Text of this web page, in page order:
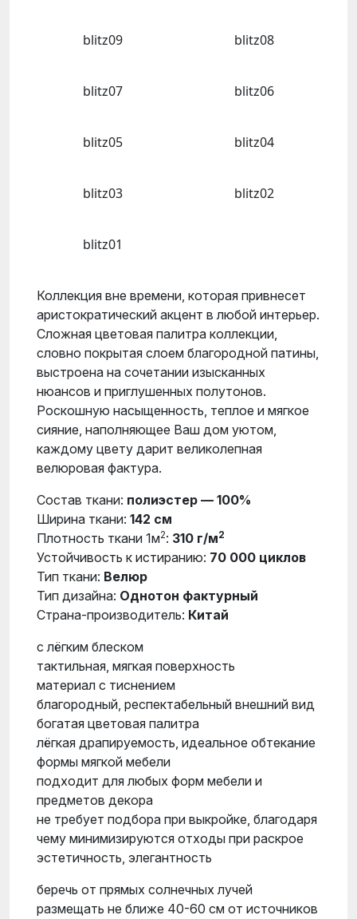
blitz09 blitz08
blitz07 blitz06
blitz05 blitz04
blitz03 blitz02
blitz01
Коллекция вне времени, которая привнесет
аристократический акцент в любой интерьер.
Сложная цветовая палитра коллекции,
словно покрытая слоем благородной патины,
выстроена на сочетании изысканных
нюансов и приглушенных полутонов.
Роскошную насыщенность, теплое и мягкое
сияние, наполняющее Ваш дом уютом,
каждому цвету дарит великолепная
велюровая фактура.
Состав ткани: полиэстер — 100%
Ширина ткани: 142 см
Плотность ткани 1м2: 310 г/м2
Устойчивость к истиранию: 70 000 циклов
Тип ткани: Велюр
Тип дизайна: Однотон фактурный
Страна-производитель: Китай
с лёгким блеском
тактильная, мягкая поверхность
материал с тиснением
благородный, респектабельный внешний вид
богатая цветовая палитра
лёгкая драпируемость, идеальное обтекание
формы мягкой мебели
подходит для любых форм мебели и
предметов декора
не требует подбора при выкройке, благодаря
чему минимизируются отходы при раскрое
эстетичность, элегантность
беречь от прямых солнечных лучей
размещать не ближе 40-60 см от источников